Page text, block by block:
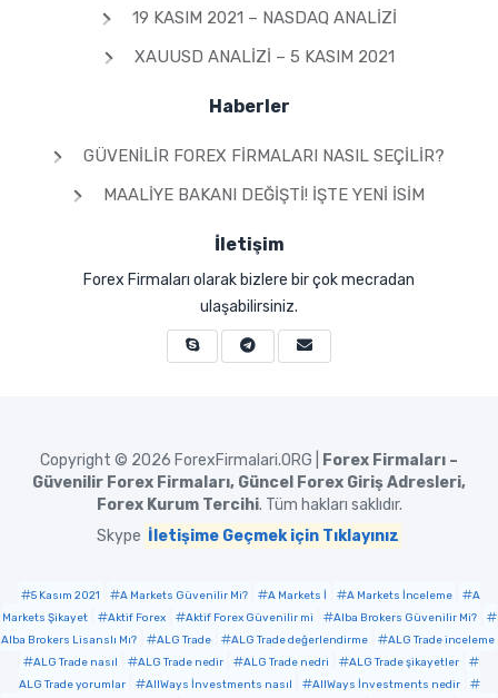
19 KASIM 2021 – NASDAQ ANALIZI
XAUUSD ANALIZI – 5 KASIM 2021
Haberler
GÜVENILIR FOREX FIRMALARI NASIL SEÇILIR?
MAALIYE BAKANI DEĞIŞTI! İŞTE YENI İSIM
İletişim
Forex Firmaları olarak bizlere bir çok mecradan
ulaşabilirsiniz.
Copyright © 2026 ForexFirmalari.ORG |
Forex Firmaları –
Güvenilir Forex Firmaları, Güncel Forex Giriş Adresleri,
Forex Kurum Tercihi. Tüm hakları saklıdır.
Skype İletişime Geçmek için Tıklayınız
5 Kasım 2021 A Markets Güvenilir Mi? A Markets İ A Markets İnceleme
A
Markets Şikayet
Aktif Forex Aktif Forex Güvenilir mi
Alba Brokers Güvenilir Mi?
Alba Brokers Lisanslı Mı?
ALG Trade ALG Trade değerlendirme
ALG Trade inceleme
ALG Trade nasıl
ALG Trade nedir ALG Trade nedri
ALG Trade şikayetler
ALG Trade yorumlar
AllWays İnvestments nasıl
AllWays İnvestments nedir